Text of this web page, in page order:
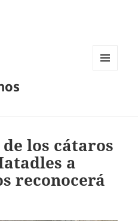
los cátaros
a
reconocerá